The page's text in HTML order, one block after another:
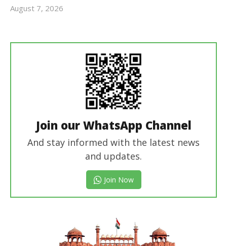
August 7, 2026
Join our WhatsApp Channel
And stay informed with the latest news
and updates.
Join Now